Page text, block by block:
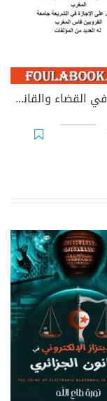
التوثيق في القضاء والقانون المغربيين - الجزء 69